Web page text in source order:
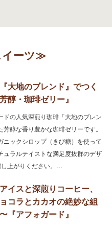
イーツ≫
大地のブレンド』でつく
醇・珈琲ゼリー』
ドの人気深煎り珈琲「大地のブレン
芳醇な香り豊かな珈琲ゼリーです。
ニックシロップ（きび糖）を使って
ュラルテイストな満足度抜群のデザ
上がりください。…
イスと深煎りコーヒー、
コラとカカオの絶妙な組
『アフォガード』